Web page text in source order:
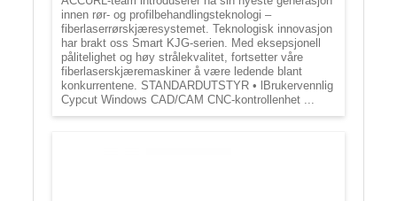
innen rør- og profilbehandlingsteknologi –
fiberlaserrørskjæresystemet. Teknologisk innovasjon
har brakt oss Smart KJG-serien. Med eksepsjonell
pålitelighet og høy strålekvalitet, fortsetter våre
fiberlaserskjæremaskiner å være ledende blant
konkurrentene. STANDARDUTSTYR • lBrukervennlig
Cypcut Windows CAD/CAM CNC-kontrollenhet ...